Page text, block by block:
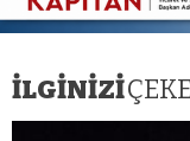
İLGİNİZİ